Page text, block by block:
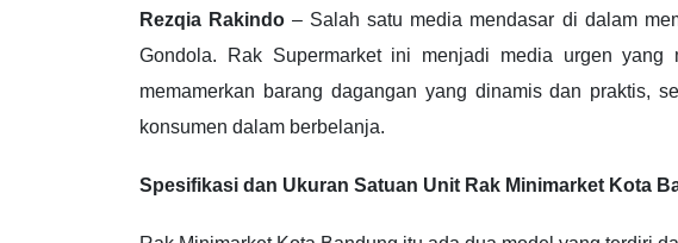
Rezqia Rakindo – Salah satu media mendasar di dalam
Gondola. Rak Supermarket ini menjadi media urgen yang
memamerkan barang dagangan yang dinamis dan praktis,
konsumen dalam berbelanja.
Spesifikasi dan Ukuran Satuan Unit Rak Minimarket Kota